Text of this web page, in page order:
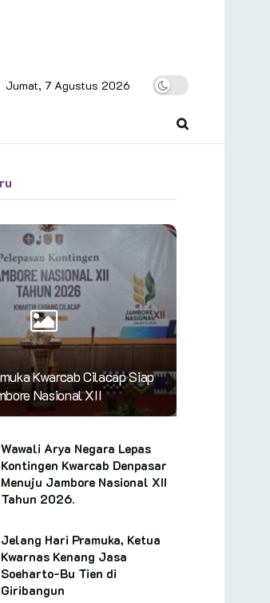
Jumat, 7 Agustus 2026
Kwarcab Cilacap Siap
Nasional XII
Wawali Arya Negara Lepas
Kontingen Kwarcab Denpasar
Menuju Jambore Nasional XII
Tahun 2026.
Jelang Hari Pramuka, Ketua
Kwarnas Kenang Jasa
Soeharto-Bu Tien di
Giribangun